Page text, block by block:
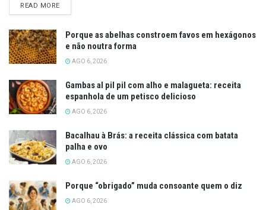
READ MOREDETAILS
Porque as abelhas constroem favos em hexágonos
e não noutra forma
AGO 6, 2026
Gambas al pil pil com alho e malagueta: receita
espanhola de um petisco delicioso
AGO 6, 2026
Bacalhau à Brás: a receita clássica com batata
palha e ovo
AGO 6, 2026
Porque “obrigado” muda consoante quem o diz
AGO 6, 2026